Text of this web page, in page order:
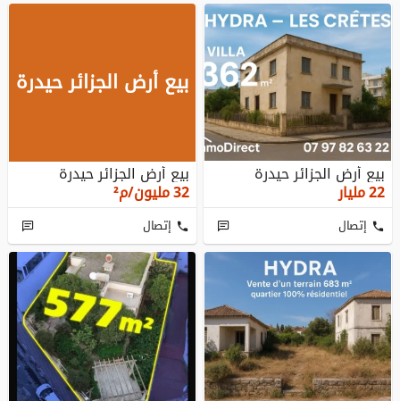
بيع أرض الجزائر حيدرة
22مليار
إتصال
بيع أرض الجزائر حيدرة
بيع أرض الجزائر حيدرة
32مليون/م²
إتصال